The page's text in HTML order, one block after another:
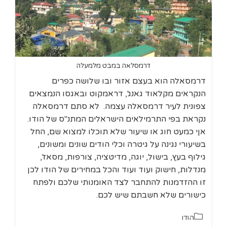
דרמסלאה במבט מלמעלה
דרמסאלה הוא בעצם אזור ובו שלושה כפרים
הנקראים מקלאוד גאנג', דראמקוט ובאגסו הנמצאים
צפונית לעיר דרמסאלה עצמה. לא סתם דרמסאלה
נקראת בפי התרמילאים הישראלים המתנ"ס של הודו.
אןי כמעט חוג או שיעור שלא תוכלו למצוא שם, החל
בשיעורי נגינה על גיטרה וכלי הודים שונים ומשונים,
גילוף בעץ, בישול, יוגה, מדיטציה, צורפות, מסאז',
מנדלות, חישוק ועוד ועוד והכל במחירים של הודו לכן
זו ההזדמנות להתחבר לצד האומנותי שלכם ולפתח
כישורים שלא חשבתם שיש לכם.
קטגוריה:
הודו